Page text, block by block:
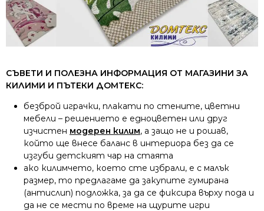
СЪВЕТИ И ПОЛЕЗНА ИНФОРМАЦИЯ ОТ МАГАЗИНИ ЗА
КИЛИМИ И ПЪТЕКИ ДОМТЕКС:
безброй играчки, плакати по стените, цветни
мебели – решението е едноцветен или друг
изчистен модерен килим, а защо не и рошав,
който ще внесе баланс в интериора без да се
изгуби детският чар на стаята
ако килимчето, което сте избрали, е с малък
размер, то предлагаме да закупите гумирана
(антислип) подложка, за да се фиксира върху пода и
да не се мести по време на щурите игри